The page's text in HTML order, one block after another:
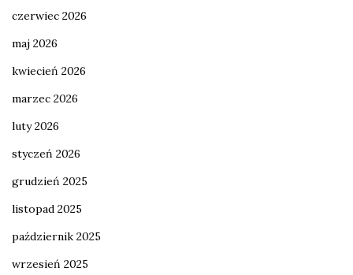
czerwiec 2026
maj 2026
kwiecień 2026
marzec 2026
luty 2026
styczeń 2026
grudzień 2025
listopad 2025
październik 2025
wrzesień 2025